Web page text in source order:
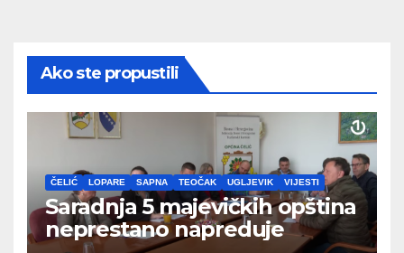
Ako ste propustili
ČELIĆ LOPARE SAPNA TEOČAK UGLJEVIK VIJESTI
Saradnja 5 majevičkih opština
neprestano napreduje